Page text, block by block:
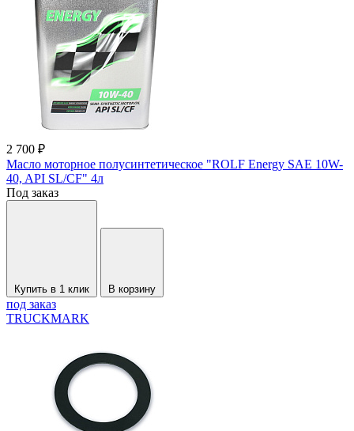
2 700 ₽
Масло моторное полусинтетическое "ROLF Energy SAE 10W-
40, API SL/CF" 4л
Под заказ
Купить в 1 клик В корзину
под заказ
TRUCKMARK